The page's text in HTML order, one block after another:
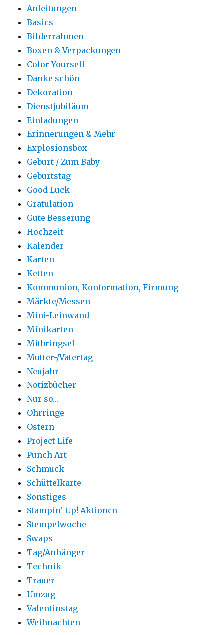
Anleitungen
Basics
Bilderrahmen
Boxen & Verpackungen
Color Yourself
Danke schön
Dekoration
Dienstjubiläum
Einladungen
Erinnerungen & Mehr
Explosionsbox
Geburt / Zum Baby
Geburtstag
Good Luck
Gratulation
Gute Besserung
Hochzeit
Kalender
Karten
Ketten
Kommunion, Konformation, Firmung
Märkte/Messen
Mini-Leinwand
Minikarten
Mitbringsel
Mutter-/Vatertag
Neujahr
Notizbücher
Nur so…
Ohrringe
Ostern
Project Life
Punch Art
Schmuck
Schüttelkarte
Sonstiges
Stampin' Up! Aktionen
Stempelwoche
Swaps
Tag/Anhänger
Technik
Trauer
Umzug
Valentinstag
Weihnachten